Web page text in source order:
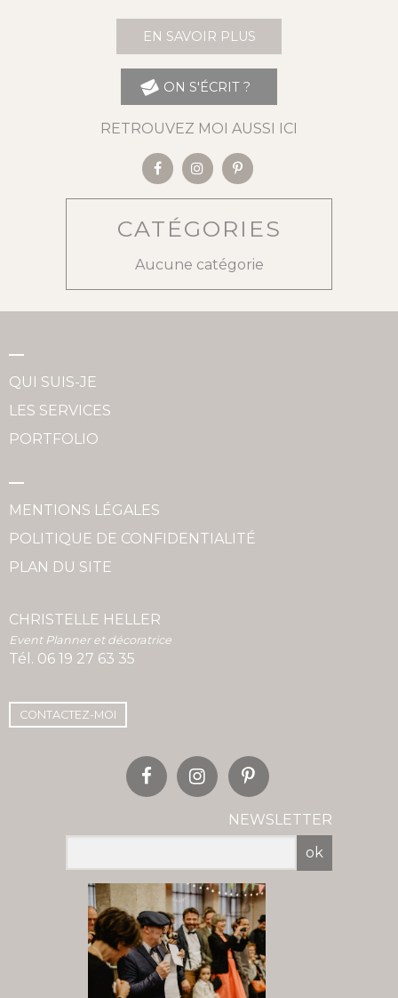
EN SAVOIR PLUS
ON S'ÉCRIT ?
RETROUVEZ MOI AUSSI ICI
CATÉGORIES
Aucune catégorie
QUI SUIS-JE
LES SERVICES
PORTFOLIO
MENTIONS LÉGALES
POLITIQUE DE CONFIDENTIALITÉ
PLAN DU SITE
CHRISTELLE HELLER
Event Planner et décoratrice
Tél. 06 19 27 63 35
CONTACTEZ-MOI
NEWSLETTER
ok